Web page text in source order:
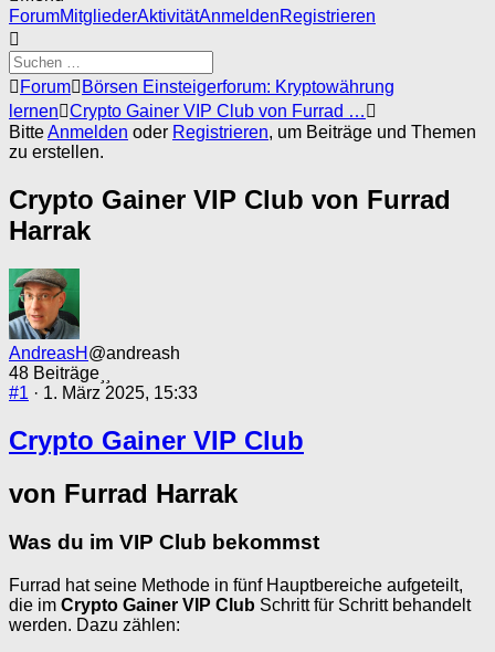
Forum-
Navigation
ForumMitgliederAktivitätAnmeldenRegistrieren
Forum-
Breadcrumbs
-
Du
bist
Forum
Börsen Einsteigerforum: Kryptowährung
lernen
Crypto Gainer VIP Club von Furrad …
BitteAnmelden oder Registrieren, um Beiträge und Themen
zu erstellen.
Crypto Gainer VIP Club von Furrad
Harrak
AndreasH @andreash
48 Beiträge
#1 · 1. März 2025, 15:33
Crypto Gainer VIP Club
von Furrad Harrak
Was du im VIP Club bekommst
Furrad hat seine Methode in fünf Hauptbereiche aufgeteilt,
die im Crypto Gainer VIP Club Schritt für Schritt behandelt
werden. Dazu zählen: